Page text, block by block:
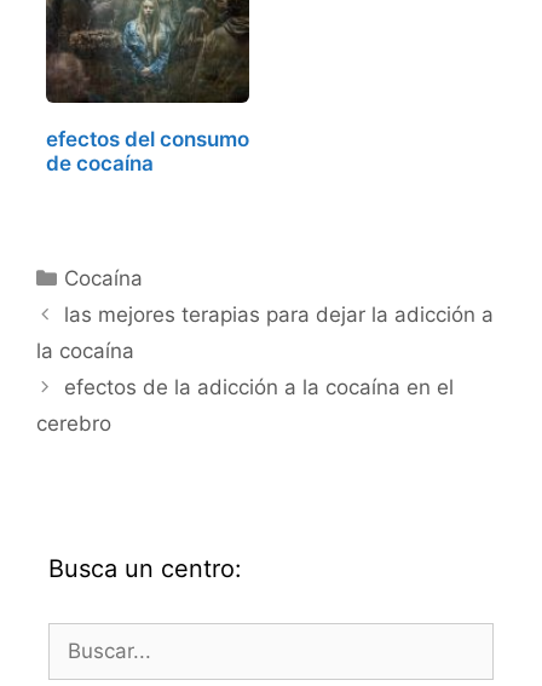
efectos del consumo
de cocaína
Categorías
Cocaína
las mejores terapias para dejar la adicción a
la cocaína
efectos de la adicción a la cocaína en el
cerebro
Busca un centro:
Buscar: